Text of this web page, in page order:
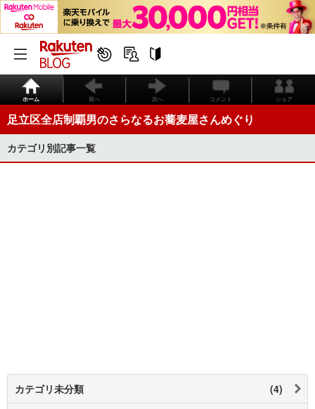
ホーム 前へ 次へ コメント シェア
足立区全店制覇男のさらなるお蕎麦屋さんめぐり
カテゴリ別記事一覧
カテゴリ未分類 (4)